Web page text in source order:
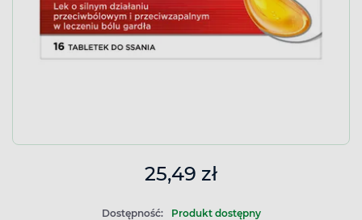
25,49 zł
Dostępność: Produkt dostępny